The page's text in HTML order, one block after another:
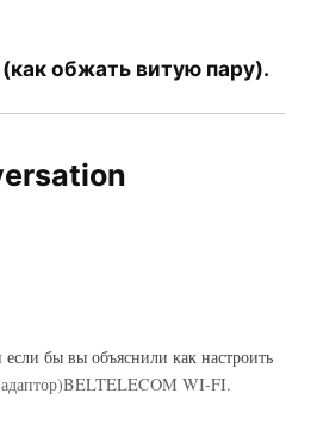
обжать витую пару).
бы вы объяснили как настроить
WI-FI.